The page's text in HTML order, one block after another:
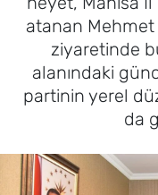
atanan Mehmet
ziyaretinde
alanındaki
partinin yerel
da
SAĞLIK
YAŞAM
Son Dakika
Haber Arşivi